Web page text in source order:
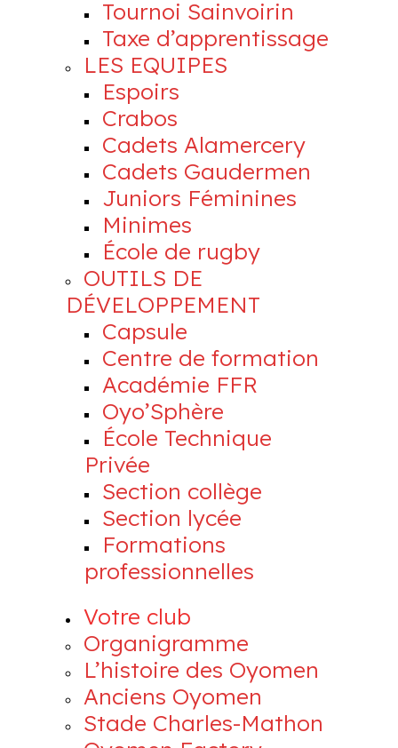
Tournoi Sainvoirin
Taxe d’apprentissage
LES EQUIPES
Espoirs
Crabos
Cadets Alamercery
Cadets Gaudermen
Juniors Féminines
Minimes
École de rugby
OUTILS DE
DÉVELOPPEMENT
Capsule
Centre de formation
Académie FFR
Oyo’Sphère
École Technique
Privée
Section collège
Section lycée
Formations
professionnelles
Votre club
Organigramme
L’histoire des Oyomen
Anciens Oyomen
Stade Charles-Mathon